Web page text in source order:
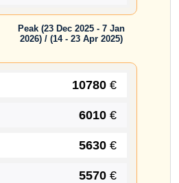
Peak (23 Dec 2025 - 7 Jan
2026) / (14 - 23 Apr 2025)
10780 €
6010 €
5630 €
5570 €